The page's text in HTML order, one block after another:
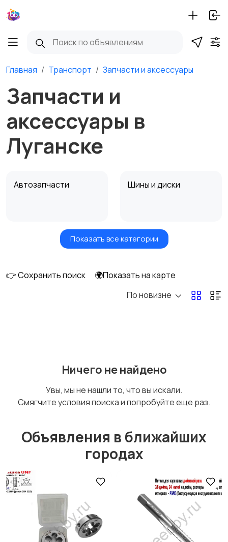
Главная Транспорт Запчасти и аксессуары
Запчасти и
аксессуары в
Луганске
Автозапчасти Шины и диски
Масла и автохимия
Автоэлектроника и
Аудио и видео
фаркопы
и аксессуары
Мотозапчасти Мотоаксессуары
Показать все категории
👉 Сохранить поиск
🌍Показать на карте
По новизне
Ничего не найдено
Увы, мы не нашли то, что вы искали.
Смягчите условия поиска и попробуйте еще раз.
Объявления в ближайших
городах